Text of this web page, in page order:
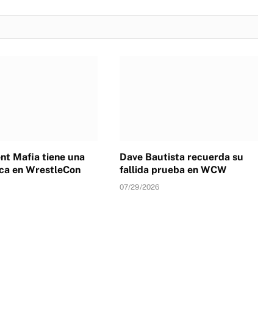
Mafia tiene una
en WrestleCon
Dave Bautista recuerda su
fallida prueba en WCW
07/29/2026